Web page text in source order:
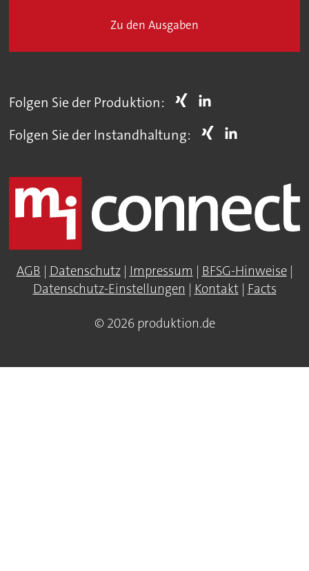
Zu den Ausgaben
Folgen Sie der Produktion:
Folgen Sie der Instandhaltung:
AGB | Datenschutz| Impressum | BFSG-Hinweise|
Datenschutz-Einstellungen | Kontakt| Facts
© 2026 produktion.de